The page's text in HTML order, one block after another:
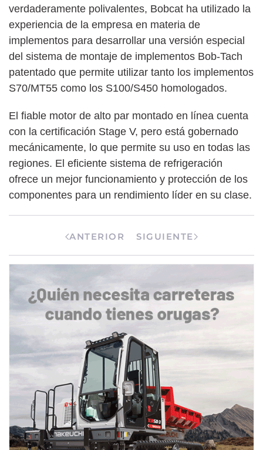
verdaderamente polivalentes, Bobcat ha utilizado la
experiencia de la empresa en materia de
implementos para desarrollar una versión especial
del sistema de montaje de implementos Bob-Tach
patentado que permite utilizar tanto los implementos
S70/MT55 como los S100/S450 homologados.
El fiable motor de alto par montado en línea cuenta
con la certificación Stage V, pero está gobernado
mecánicamente, lo que permite su uso en todas las
regiones. El eficiente sistema de refrigeración
ofrece un mejor funcionamiento y protección de los
componentes para un rendimiento líder en su clase.
ANTERIOR SIGUIENTE